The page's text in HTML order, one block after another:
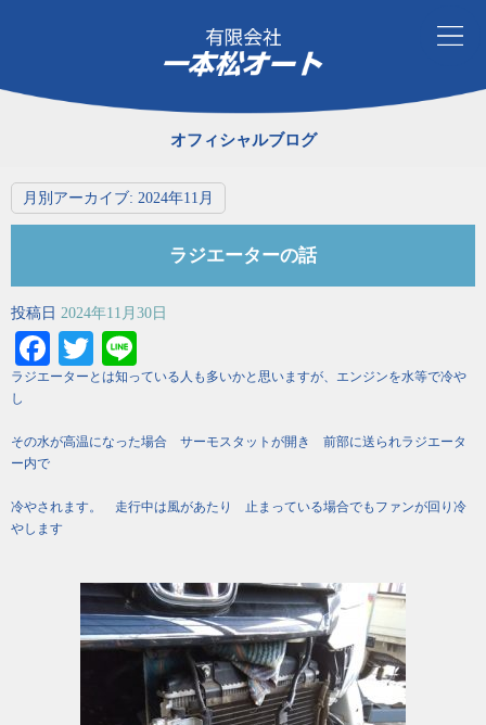
オフィシャルブログ
月別アーカイブ: 2024年11月
ラジエーターの話
投稿日 2024年11月30日
Facebook
Twitter
ラジエーターとは知っている人も多いかと思いますが、エンジンを水等で冷や
し
その水が高温になった場合 サーモスタットが開き 前部に送られラジエータ
ー内で
冷やされます。 走行中は風があたり 止まっている場合でもファンが回り冷
やします